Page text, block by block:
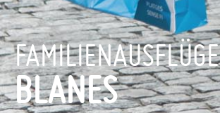
FAMILIENAUSFLÜGE
BLANES